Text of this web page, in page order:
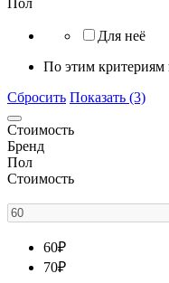
Для неё
По этим критериям
Сбросить Показать (3)
Стоимость
Бренд
Пол
Стоимость
60₽
70₽